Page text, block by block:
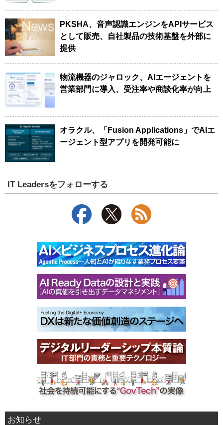
PKSHA、音声認識エンジンをAPIサービス
として販売、自社製品の技術基盤を外部に
提供
物流機器のジャロック、AIエージェントを
営業部門に導入、受注率や商談化率が向上
オラクル、「Fusion Applications」でAIエ
ージェント型アプリを開発可能に
IT Leadersをフォローする
お知らせ